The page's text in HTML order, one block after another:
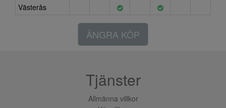
Västerås
ÅNGRA KÖP
Tjänster
Allmänna villkor